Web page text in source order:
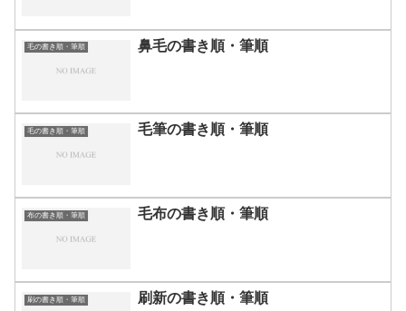
毛の書き順・筆順 鼻毛の書き順・筆順
毛の書き順・筆順 毛筆の書き順・筆順
布の書き順・筆順 毛布の書き順・筆順
刷の書き順・筆順 刷新の書き順・筆順